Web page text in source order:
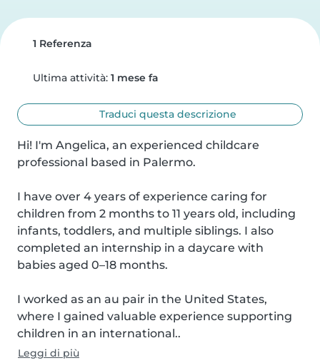
1 Referenza
Ultima attività: 1 mese fa
Traduci questa descrizione
Hi! I'm Angelica, an experienced childcare
professional based in Palermo.
I have over 4 years of experience caring for
children from 2 months to 11 years old, including
infants, toddlers, and multiple siblings. I also
completed an internship in a daycare with
babies aged 0–18 months.
I worked as an au pair in the United States,
where I gained valuable experience supporting
children in an international..
Leggi di più